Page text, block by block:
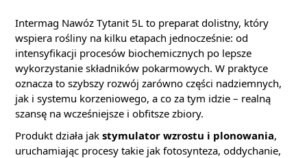
Intermag Nawóz Tytanit 5L to preparat dolistny, który
wspiera rośliny na kilku etapach jednocześnie: od
intensyfikacji procesów biochemicznych po lepsze
wykorzystanie składników pokarmowych. W praktyce
oznacza to szybszy rozwój zarówno części nadziemnych,
jak i systemu korzeniowego, a co za tym idzie – realną
szansę na wcześniejsze i obfitsze zbiory.
Produkt działa jak stymulator wzrostu i plonowania,
uruchamiając procesy takie jak fotosynteza, oddychanie,